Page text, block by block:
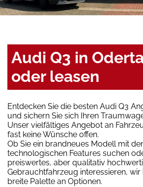
Audi Q3 in
oder leasen
Entdecken Sie die besten Audi Q3
und sichern Sie sich Ihren
Unser vielfältiges Angebot an
fast keine Wünsche offen.
Ob Sie ein brandneues Modell mit
technologischen Features suchen
preiswertes, aber qualitativ
Gebrauchtfahrzeug interessieren, wir
breite Palette an Optionen.